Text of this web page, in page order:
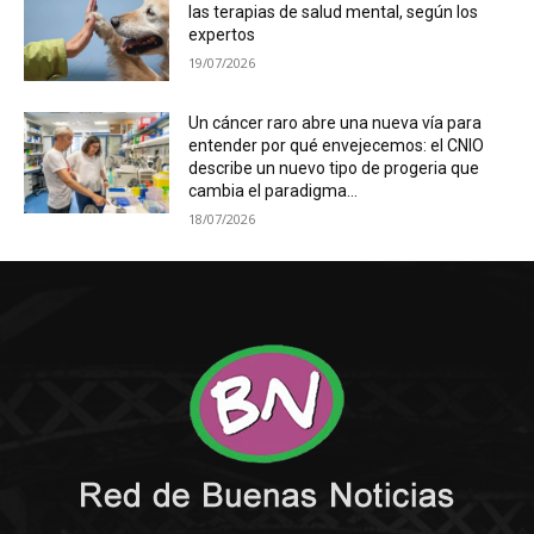
las terapias de salud mental, según los
expertos
19/07/2026
Un cáncer raro abre una nueva vía para
entender por qué envejecemos: el CNIO
describe un nuevo tipo de progeria que
cambia el paradigma...
18/07/2026